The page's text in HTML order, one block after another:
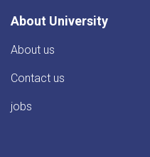
About University
About us
Contact us
jobs